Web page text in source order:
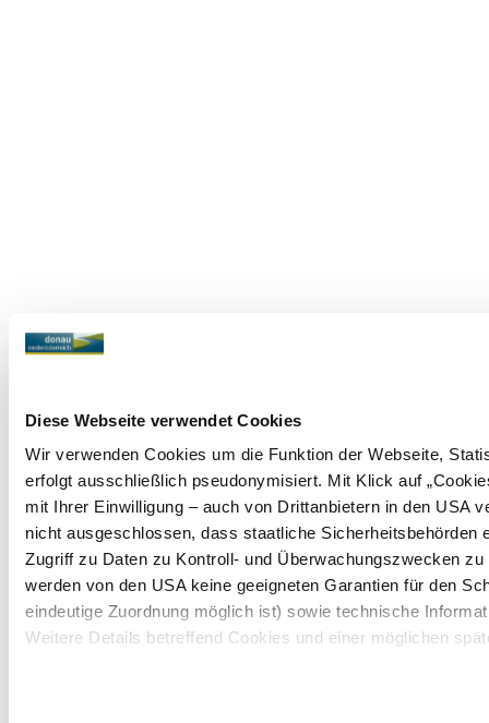
Diese Webseite verwendet Cookies
Wir verwenden Cookies um die Funktion der Webseite,
erfolgt ausschließlich pseudonymisiert. Mit Klick auf
mit Ihrer Einwilligung – auch von Drittanbietern in den USA
nicht ausgeschlossen, dass staatliche Sicherheitsbehörden
Zugriff zu Daten zu Kontroll- und Überwachungszwecken
werden von den USA keine geeigneten Garantien für den
eindeutige Zuordnung möglich ist) sowie technische
Weitere Details betreffend Cookies und einer möglichen